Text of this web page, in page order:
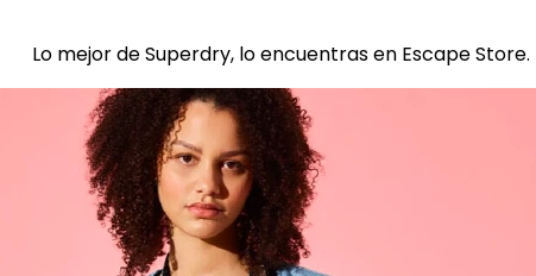
Lo mejor de Superdry, lo encuentras en Escape